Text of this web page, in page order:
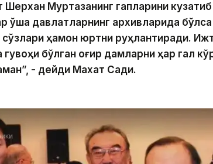
Шерхан Муртазанинг гапларини
ўша давлатларнинг архивларида
сўзлари ҳамон юртни руҳлантиради.
гувоҳи бўлган оғир дамларни ҳар гал
- дейди Махат Садиқ.